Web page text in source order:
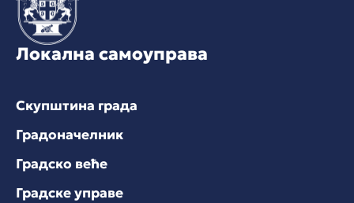
Локална самоуправа
Скупштина града
Градоначелник
Градско веће
Градске управе